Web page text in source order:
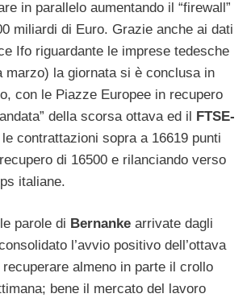
in parallelo aumentando il “firewall”
miliardi di Euro. Grazie anche ai dati
Ifo riguardante le imprese tedesche
marzo) la giornata si è conclusa in
con le Piazze Europee in recupero
della scorsa ottava ed il FTSE-
contrattazioni sopra a 16619 punti
di 16500 e rilanciando verso
italiane.
parole di Bernanke arrivate dagli
l’avvio positivo dell’ottava
almeno in parte il crollo
bene il mercato del lavoro